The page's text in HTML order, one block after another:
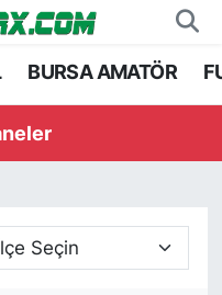
BURSA AMATÖR